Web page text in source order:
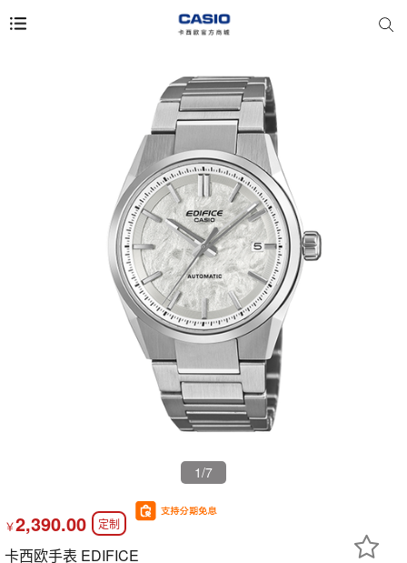
1/7
￥2,390.00 定制
卡西欧手表 EDIFICE